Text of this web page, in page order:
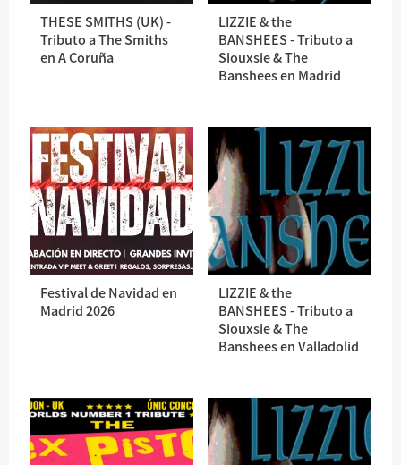
THESE SMITHS (UK) -
Tributo a The Smiths
en A Coruña
LIZZIE & the
BANSHEES - Tributo a
Siouxsie & The
Banshees en Madrid
Festival de Navidad en
Madrid 2026
LIZZIE & the
BANSHEES - Tributo a
Siouxsie & The
Banshees en Valladolid